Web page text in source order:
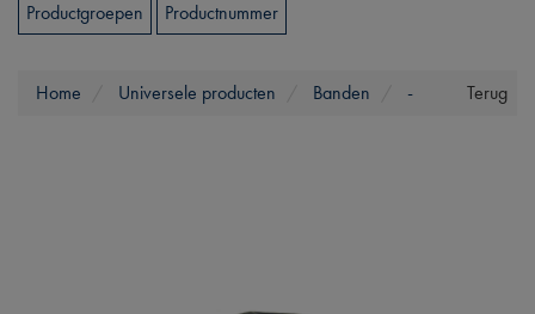
Productgroepen Productnummer
Terug
Home Universele producten Banden -